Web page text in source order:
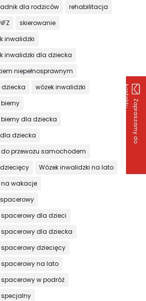
Z
a
p
r
a
s
z
a
m
y
d
o
k
o
n
t
a
k
t
u
dla rodziców
rehabilitacja
skierowanie
inwalidzki
inwalidzki dla dziecka
niepełnosprawnym
dziecka
wózek inwalidzki
dla dziecka
dziecka
do przewozu samochodem
Wózek inwalidzki na lato
na wakacje
spacerowy dla dzieci
spacerowy dla dziecka
spacerowy dziecięcy
spacerowy na lato
w podróż
specjalny